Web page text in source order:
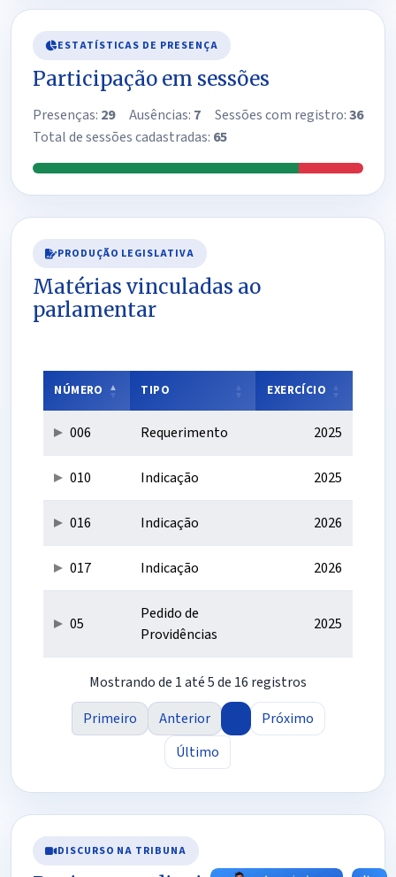
ESTATÍSTICAS DE PRESENÇA
Participação em sessões
Presenças: 29 Ausências: 7 Sessões com registro:36
Total de sessões cadastradas: 65
PRODUÇÃO LEGISLATIVA
Matérias vinculadas ao
parlamentar
NÚMERO TIPO EXERCÍCIO
006 Requerimento 2025
010 Indicação 2025
016 Indicação 2026
017 Indicação 2026
05
Pedido de
Providências
2025
Mostrando de 1 até 5 de 16 registros
Primeiro
Anterior
Próximo
Último
DISCURSO NA TRIBUNA